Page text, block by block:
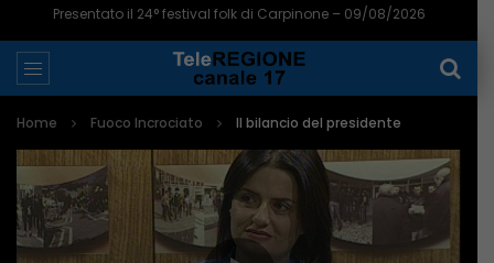
Presentato il 24° festival folk di Carpinone – 09/08/2026
Home Fuoco Incrociato Il bilancio del presidente